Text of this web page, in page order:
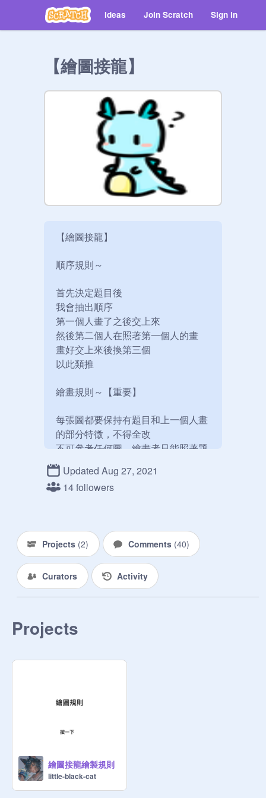
Ideas Join Scratch Sign in
【繪圖接龍】
【繪圖接龍】
順序規則～
首先決定題目後
我會抽出順序
第一個人畫了之後交上來
然後第二個人在照著第一個人的畫
畫好交上來後換第三個
以此類推
繪畫規則～【重要】
每張圖都要保持有題目和上一個人畫
的部分特徵，不得全改
不可參考任何圖，繪畫者只能照著題
目和上一個人的畫作繪畫
交件規則～
交件後不得撤銷
【提醒】
一定要保持有上個人畫的「部分」特
【有疑問請在留言處提問】
開始日期：8/28
每人得到三關注和10❤️⭐️
參加者：「（」等於沒加創作坊
2@smes5323
3@tkpmp161086
4@Bororokao
Updated Aug 27, 2021
14 followers
Projects (2) Comments (40)
Curators Activity
Projects
繪圖接龍繪製規則
little-black-cat